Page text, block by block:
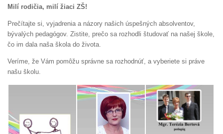
Milí rodičia, milí žiaci ZŠ!
Prečítajte si, vyjadrenia a názory našich úspešných absolventov,
bývalých pedagógov. Zistite, prečo sa rozhodli študovať na našej škole,
čo im dala naša škola do života.
Veríme, že Vám pomôžu správne sa rozhodnúť, a vyberiete si práve
našu školu.